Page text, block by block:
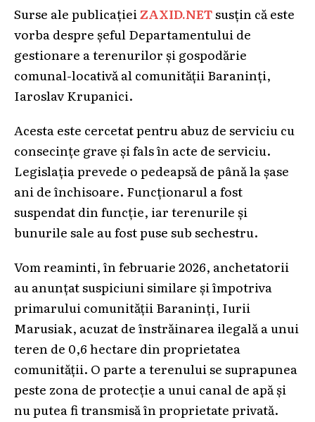
Surse ale publicației ZAXID.NETsusțin că este
vorba despre șeful Departamentului de
gestionare a terenurilor și gospodărie
comunal-locativă al comunității Baraninți,
Iaroslav Krupanici.
Acesta este cercetat pentru abuz de serviciu cu
consecințe grave și fals în acte de serviciu.
Legislația prevede o pedeapsă de până la șase
ani de închisoare. Funcționarul a fost
suspendat din funcție, iar terenurile și
bunurile sale au fost puse sub sechestru.
Vom reaminti, în februarie 2026, anchetatorii
au anunțat suspiciuni similare și împotriva
primarului comunității Baraninți, Iurii
Marusiak, acuzat de înstrăinarea ilegală a unui
teren de 0,6 hectare din proprietatea
comunității. O parte a terenului se suprapunea
peste zona de protecție a unui canal de apă și
nu putea fi transmisă în proprietate privată.